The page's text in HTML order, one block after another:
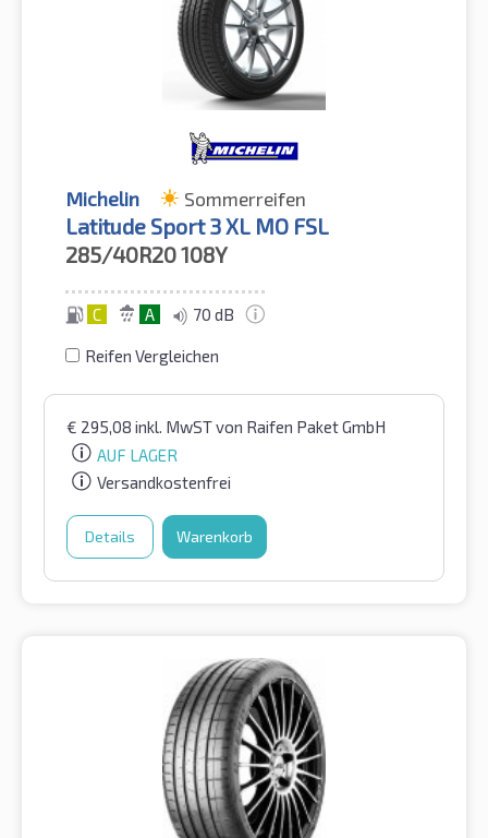
Michelin Sommerreifen
Latitude Sport 3 XL MO FSL
285/40R20108Y
C A 70 dB
Reifen Vergleichen
€ 295,08 inkl. MwSTvon Raifen Paket GmbH
AUF LAGER
Versandkostenfrei
Details Warenkorb